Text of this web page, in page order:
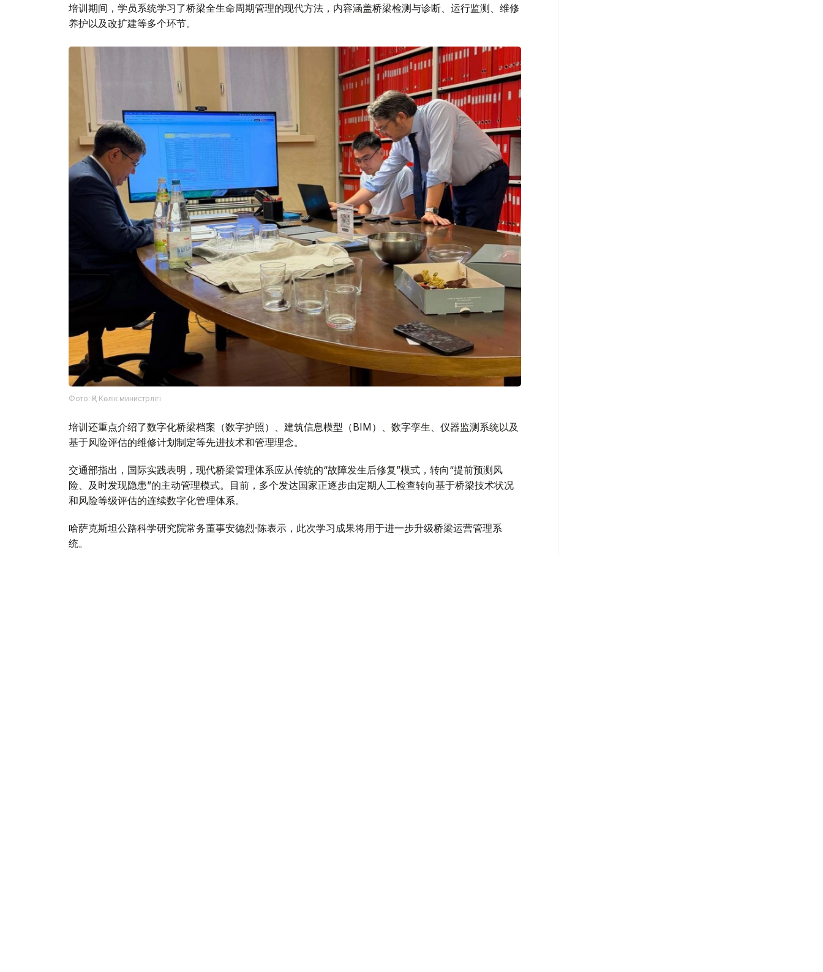
培训期间，学员系统学习了桥梁全生命周期管理的现代方法，内容涵盖桥梁检测与诊断、运行监测、维修
养护以及改扩建等多个环节。
Фото: ҚР Көлік министрлігі
培训还重点介绍了数字化桥梁档案（数字护照）、建筑信息模型（BIM）、数字孪生、仪器监测系统以及
基于风险评估的维修计划制定等先进技术和管理理念。
交通部指出，国际实践表明，现代桥梁管理体系应从传统的“故障发生后修复”模式，转向“提前预测风
险、及时发现隐患”的主动管理模式。目前，多个发达国家正逐步由定期人工检查转向基于桥梁技术状况
和风险等级评估的连续数字化管理体系。
哈萨克斯坦公路科学研究院常务董事安德烈·陈表示，此次学习成果将用于进一步升级桥梁运营管理系
统。